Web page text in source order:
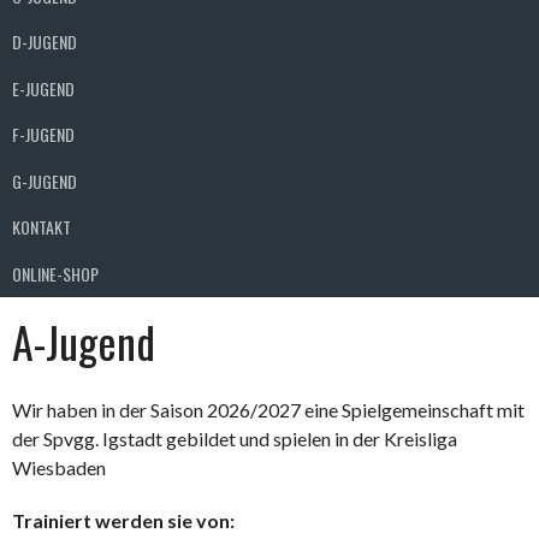
D-JUGEND
E-JUGEND
F-JUGEND
G-JUGEND
KONTAKT
ONLINE-SHOP
A-Jugend
Wir haben in der Saison 2026/2027 eine Spielgemeinschaft mit
der Spvgg. Igstadt gebildet und spielen in der Kreisliga
Wiesbaden
Trainiert werden sie von: